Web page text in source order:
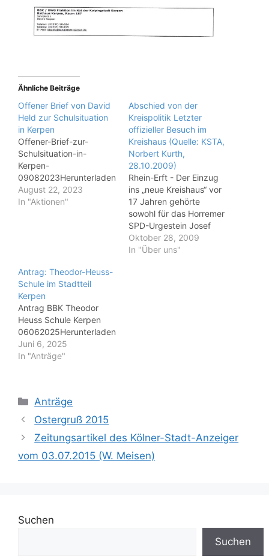
Ähnliche Beiträge
Offener Brief von David
Held zur Schulsituation
in Kerpen
Offener-Brief-zur-
Schulsituation-in-
Kerpen-
09082023Herunterladen
August 22, 2023
In "Aktionen"
Abschied von der
Kreispolitik Letzter
offizieller Besuch im
Kreishaus (Quelle: KSTA,
Norbert Kurth,
28.10.2009)
Rhein-Erft - Der Einzug
ins „neue Kreishaus“ vor
17 Jahren gehörte
sowohl für das Horremer
SPD-Urgestein Josef
„Jupp“ Kings (SPD) als
auch für den Brühler
Oktober 28, 2009
In "Über uns"
Antrag: Theodor-Heuss-
Schule im Stadtteil
Kerpen
Antrag BBK Theodor
Heuss Schule Kerpen
06062025Herunterladen
Juni 6, 2025
In "Anträge"
Kategorien
Anträge
Ostergruß 2015
Zeitungsartikel des Kölner-Stadt-Anzeiger
vom 03.07.2015 (W. Meisen)
Suchen
Suchen